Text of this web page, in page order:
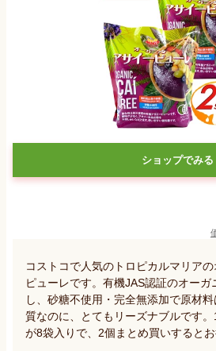
ショップでみる
コストコで人気のトロピカルマリア
ピューレです。有機JAS認証のオーガ
し、砂糖不使用・完全無添加で原材
質なのに、とてもリーズナブルです
が8袋入りで、2個まとめ買いするとお